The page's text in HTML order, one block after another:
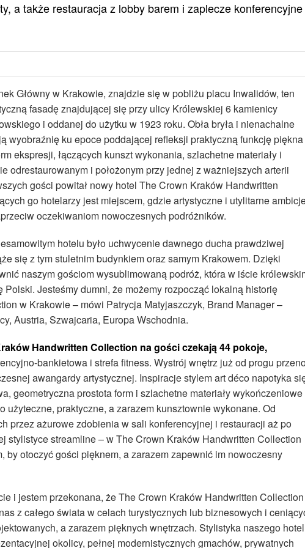
a także restauracja z lobby barem i zaplecze konferencyjne
Główny w Krakowie, znajdzie się w pobliżu placu Inwalidów, ten
fasadę znajdującej się przy ulicy Królewskiej 6 kamienicy
i oddanej do użytku w 1923 roku. Obła bryła i nienachalne
wyobraźnię ku epoce poddającej refleksji praktyczną funkcję
ekspresji, łączących kunszt wykonania, szlachetne materiały i
odrestaurowanym i położonym przy jednej z ważniejszych arterii
gości powitał nowy hotel The Crown Kraków Handwritten
go hotelarzy jest miejscem, gdzie artystyczne i utylitarne
oczekiwaniom nowoczesnych podróżników.
hotelu było uchwycenie dawnego ducha prawdziwej
się z tym stuletnim budynkiem oraz samym Krakowem. Dzięki
naszym gościom wysublimowaną podróż, która w iście
Jesteśmy dumni, że możemy rozpocząć lokalną historię
w Krakowie – mówi Patrycja Matyjaszczyk, Brand Manager –
Austria, Szwajcaria, Europa Wschodnia.
Handwritten Collection na gości czekają 44 pokoje,
bankietowa i strefa fitness. Wystrój wnętrz już od progu
awangardy artystycznej. Inspiracje stylem art déco napotyka
geometryczna prostota form i szlachetne materiały wykończeniowe
użyteczne, praktyczne, a zarazem kunsztownie wykonane. Od
przez ażurowe zdobienia w sali konferencyjnej i restauracji aż po
stylistyce streamline – w The Crown Kraków Handwritten Collection
by otoczyć gości pięknem, a zarazem zapewnić im nowoczesny
i jestem przekonana, że The Crown Kraków Handwritten Collection
z całego świata w celach turystycznych lub biznesowych i
a zarazem pięknych wnętrzach. Stylistyka naszego
okolicy, pełnej modernistycznych gmachów, prywatnych